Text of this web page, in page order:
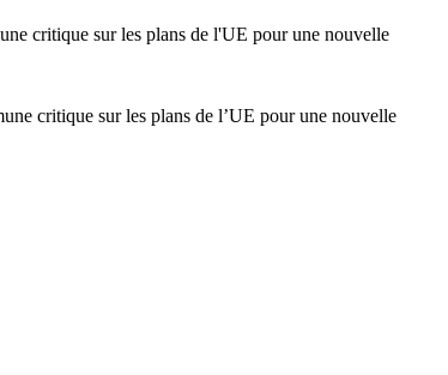
critique sur les plans de l'UE pour une nouvelle
critique sur les plans de l’UE pour une nouvelle